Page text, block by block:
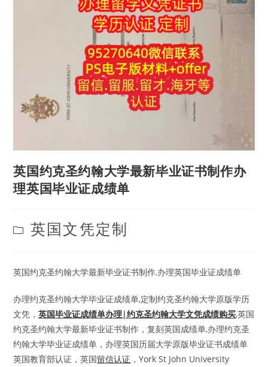
英国约克圣约翰大学最新毕业证书制作办
理英国毕业证成绩单
Post
category:
英国文凭定制
英国约克圣约翰大学最新毕业证书制作,办理英国毕业证成绩单
办理约克圣约翰大学毕业证成绩单,定制约克圣约翰大学原版学历
文凭，英国毕业证成绩单办理|约克圣约翰大学文凭成绩购买,英国
约克圣约翰大学最新毕业证书制作，复刻英国成绩单,办理约克圣
约翰大学毕业证成绩单，办理英国历届大学原版毕业证书成绩单
英国教育部认证，英国留信认证 ，York St John University